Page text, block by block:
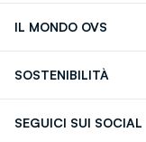
IL MONDO OVS
Giftcard
SOSTENIBILITÀ
SEGUICI SUI SOCIAL